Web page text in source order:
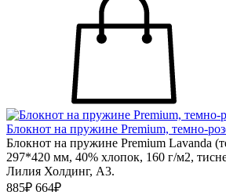
Блокнот на пружине Premium, темно-
Блокнот на пружине Premium Lavanda
297*420 мм, 40% хлопок, 160 г/м2,
Лилия Холдинг, А3.
885₽ 664₽